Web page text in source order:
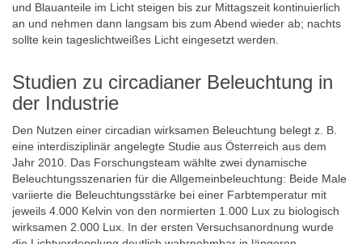
und Blauanteile im Licht steigen bis zur Mittagszeit kontinuierlich
an und nehmen dann langsam bis zum Abend wieder ab; nachts
sollte kein tageslichtweißes Licht eingesetzt werden.
Studien zu circadianer Beleuchtung in
der Industrie
Den Nutzen einer circadian wirksamen Beleuchtung belegt z. B.
eine interdisziplinär angelegte Studie aus Österreich aus dem
Jahr 2010. Das Forschungsteam wählte zwei dynamische
Beleuchtungsszenarien für die Allgemeinbeleuchtung: Beide Male
variierte die Beleuchtungsstärke bei einer Farbtemperatur mit
jeweils 4.000 Kelvin von den normierten 1.000 Lux zu biologisch
wirksamen 2.000 Lux. In der ersten Versuchsanordnung wurde